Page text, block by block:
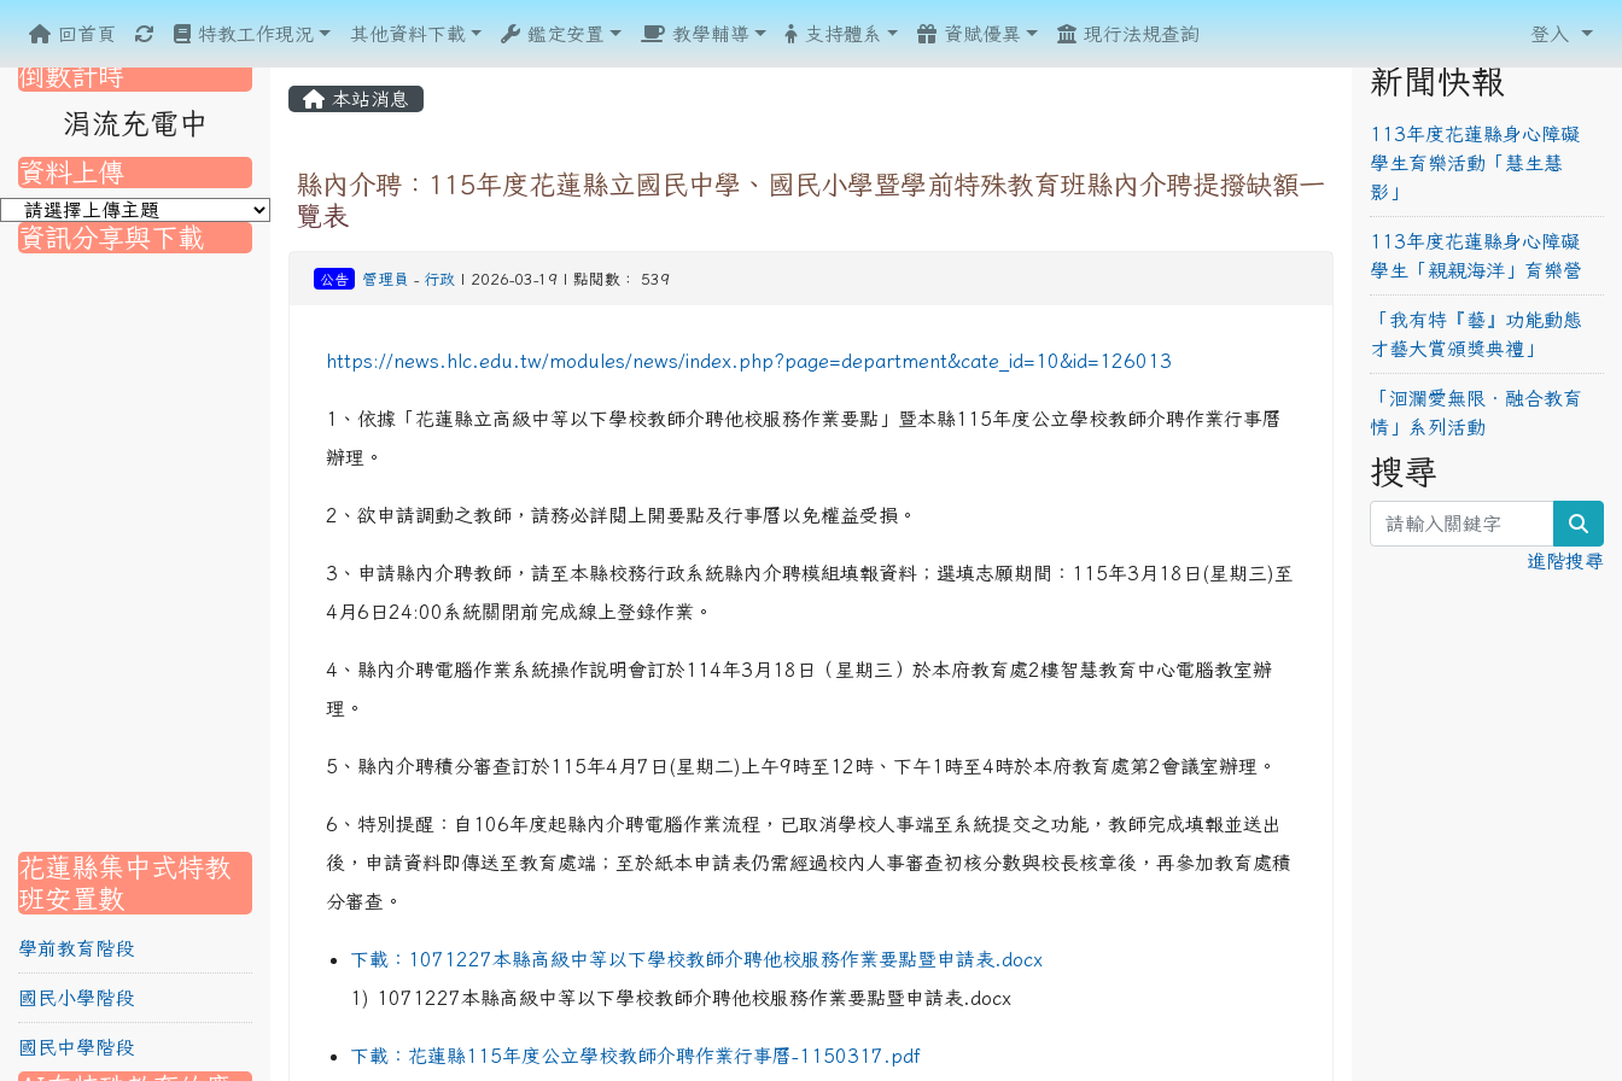
本站消息
縣內介聘：115年度花蓮縣立國民中學、國民小學暨學前特殊教育班縣內介聘提撥缺額一
覽表
公告 管理員 - 行政 | 2026-03-19 | 點閱數： 539
https://news.hlc.edu.tw/modules/news/index.php?page=department&cate_id=10&id=126013
1、依據「花蓮縣立高級中等以下學校教師介聘他校服務作業要點」暨本縣115年度公立學校教師介聘作業行事曆
辦理。
2、欲申請調動之教師，請務必詳閱上開要點及行事曆以免權益受損。
3、申請縣內介聘教師，請至本縣校務行政系統縣內介聘模組填報資料；選填志願期間：115年3月18日(星期三)至
4月6日24:00系統關閉前完成線上登錄作業。
4、縣內介聘電腦作業系統操作說明會訂於114年3月18日（星期三）於本府教育處2樓智慧教育中心電腦教室辦
理。
5、縣內介聘積分審查訂於115年4月7日(星期二)上午9時至12時、下午1時至4時於本府教育處第2會議室辦理。
6、特別提醒：自106年度起縣內介聘電腦作業流程，已取消學校人事端至系統提交之功能，教師完成填報並送出
後，申請資料即傳送至教育處端；至於紙本申請表仍需經過校內人事審查初核分數與校長核章後，再參加教育處積
分審查。
下載：1071227本縣高級中等以下學校教師介聘他校服務作業要點暨申請表.docx
1) 1071227本縣高級中等以下學校教師介聘他校服務作業要點暨申請表.docx
下載：花蓮縣115年度公立學校教師介聘作業行事曆-1150317.pdf
倒數計時
涓流充電中
資料上傳
資訊分享與下載
nk to https://srec.hlc.edu.tw/modules/tad_assignment/show.php?assn=8
ink to https://srec.hlc.edu.tw/modules/tad_assignment/show.php?assn=8
link to https://srec.hlc.edu.tw/modules/tadnews/page.php?ncsn=51
link to https://srec.hlc.edu.tw/modules/tadnews/page.php?ncsn=110&nsn=960
link to https://srec.hlc.edu.tw/modules/tadnews/page.php?ncsn=88
link to https://srec.hlc.edu.tw/modules/tadnews/page.php?ncsn=112&nsn=968
link to https://srec.hlc.edu.tw/modules/tadnews/page.php?ncsn=29
link to https://srec.hlc.edu.tw/modules/tadnews/page.php?ncsn=112&nsn=967
link to https://srec.hlc.edu.tw/modules/tadnews/page.php?ncsn=31
link to https://srec.hlc.edu.tw/modules/tadnews/page.php?nsn=970
link to https://srec.hlc.edu.tw/modules/tadnews/page.php?ncsn=43
link to https://srec.hlc.edu.tw/modules/tadnews/page.php?ncsn=107
link to https://srec.hlc.edu.tw/modules/tadnews/page.php?ncsn=43
link to https://srec.hlc.edu.tw/modules/tadnews/page.php?nsn=970
花蓮縣集中式特教
班安置數
學前教育階段
國民小學階段
國民中學階段
新聞快報
113年度花蓮縣身心障礙
學生育樂活動「慧生慧
影」
113年度花蓮縣身心障礙
學生「親親海洋」育樂營
「我有特『藝』功能動態
才藝大賞頒獎典禮」
「洄瀾愛無限‧融合教育
情」系列活動
搜尋
進階搜尋
回首頁 重新取得佈景設定
特教工作現況 其他資料下載 鑑定安置 教學輔導 支持體系 資賦優異 現行法規查詢 登入